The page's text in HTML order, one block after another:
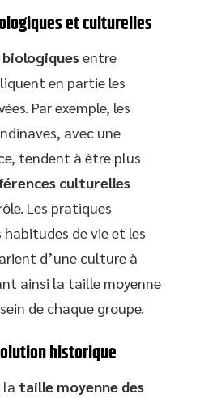
et culturelles
entre
en partie les
Par exemple, les
avec une
tendent à être plus
culturelles
Les pratiques
de vie et les
d’une culture à
ainsi la taille moyenne
de chaque groupe.
historique
la taille moyenne des